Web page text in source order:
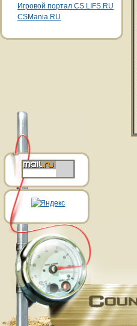
Игровой портал CS.LIFS.RU
CSMania.RU